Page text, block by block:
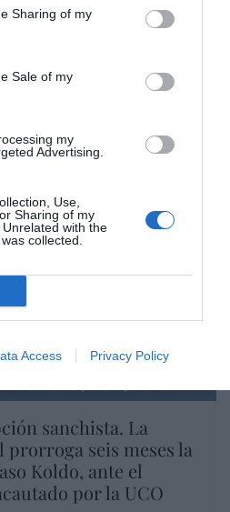
Sharing of my
Sale of my
my
Advertising.
Use,
Sharing of my
with the
collected.
Access Privacy Policy
06/08/26 15:12
sinvergüenza que ha
su país, porque Ceuta es
un Gobierno en
08/26 11:30
de desmitificar la
de
es un trabajo
sanchista. La
seis meses la
Koldo, ante el
por la UCO